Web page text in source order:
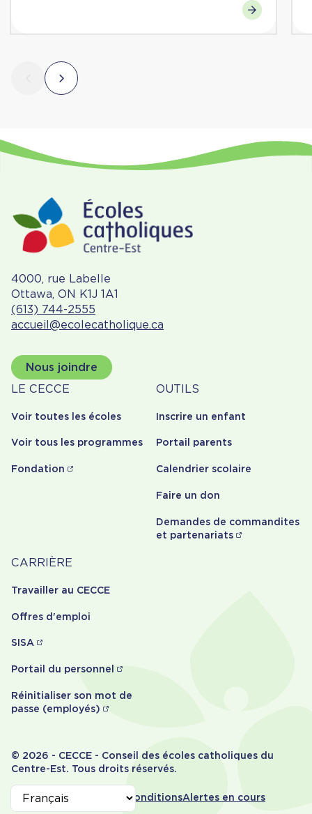
4000, rue Labelle
Ottawa, ON K1J 1A1
(613) 744-2555
accueil@ecolecatholique.ca
Nous joindre
À
propos
LE CECCE
Voir toutes les écoles
Voir tous les programmes
Fondation
Outils
OUTILS
Inscrire un enfant
Portail parents
Calendrier scolaire
Faire un don
Demandes de commandites
et partenariats
Carrière
CARRIÈRE
Travailler au CECCE
Offres d'emploi
SISA
Portail du personnel
Réinitialiser son mot de
passe (employés)
© 2026 - CECCE - Conseil des écoles catholiques du
Centre-Est. Tous droits réservés.
Informations
Accessibilité Termes et conditionsAlertes en cours